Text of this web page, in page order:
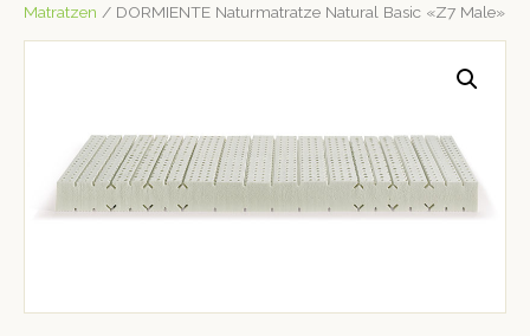
Matratzen / DORMIENTE Naturmatratze Natural Basic «Z7 Male»